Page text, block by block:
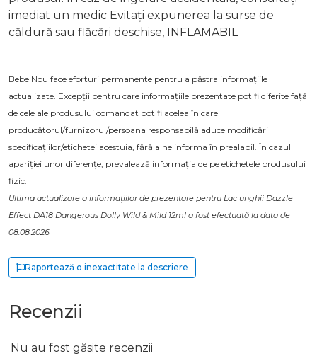
imediat un medic Evitați expunerea la surse de
căldură sau flăcări deschise, INFLAMABIL
Bebe Nou face eforturi permanente pentru a păstra informațiile
actualizate. Excepții pentru care informațiile prezentate pot fi diferite față
de cele ale produsului comandat pot fi acelea în care
producătorul/furnizorul/persoana responsabilă aduce modificări
specificațiilor/etichetei acestuia, fără a ne informa în prealabil. În cazul
apariției unor diferențe, prevalează informația de pe etichetele produsului
fizic.
Ultima actualizare a informațiilor de prezentare pentru Lac unghii Dazzle
Effect DA18 Dangerous Dolly Wild & Mild 12ml a fost efectuată la data de
08.08.2026
Raportează o inexactitate la descriere
Recenzii
Nu au fost găsite recenzii